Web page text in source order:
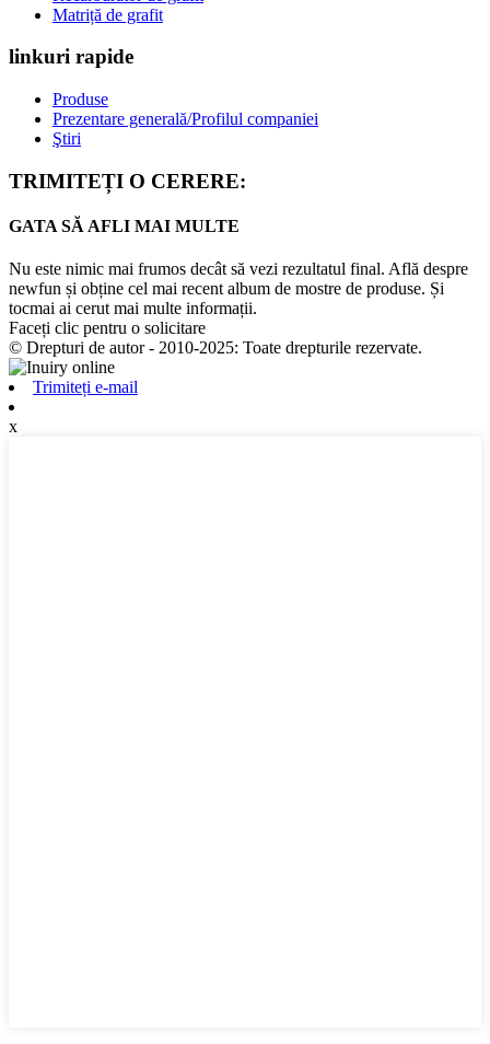
Matriță de grafit
linkuri rapide
Produse
Prezentare generală/Profilul companiei
Ştiri
TRIMITEȚI O CERERE:
GATA SĂ AFLI MAI MULTE
Nu este nimic mai frumos decât să vezi rezultatul final. Află despre
newfun și obține cel mai recent album de mostre de produse. Și
tocmai ai cerut mai multe informații.
Faceți clic pentru o solicitare
© Drepturi de autor - 2010-2025: Toate drepturile rezervate.
Trimiteți e-mail
x